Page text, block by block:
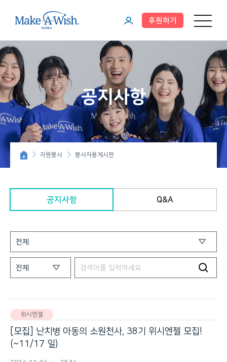
메뉴 열기
이
지
후원하기
공지사항
자원봉사 봉사자용게시판
공지사항 Q&A
위시엔젤
[모집] 난치병 아동의 소원천사, 38기 위시엔젤 모집!
(~11/17 일)